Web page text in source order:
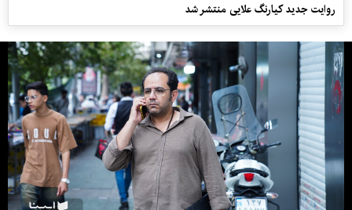
روایت جدید کیارنگ علایی منتشر شد